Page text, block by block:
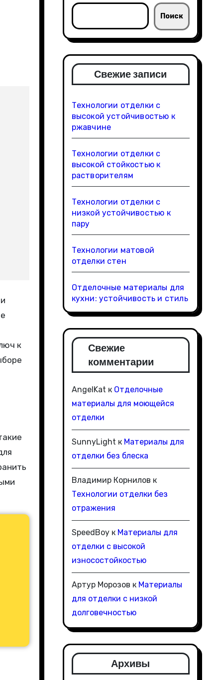
к
Поиск
Свежие записи
Технологии отделки с
высокой устойчивостью к
ржавчине
Технологии отделки с
высокой стойкостью к
растворителям
Технологии отделки с
низкой устойчивостью к
пару
Технологии матовой
отделки стен
Отделочные материалы для
кухни: устойчивость и стиль
Свежие
комментарии
AngelKat к Отделочные
материалы для моющейся
отделки
SunnyLight к Материалы для
отделки без блеска
Владимир Корнилов к
Технологии отделки без
отражения
SpeedBoyк Материалы для
отделки с высокой
износостойкостью
Артур Морозов к Материалы
для отделки с низкой
долговечностью
Архивы